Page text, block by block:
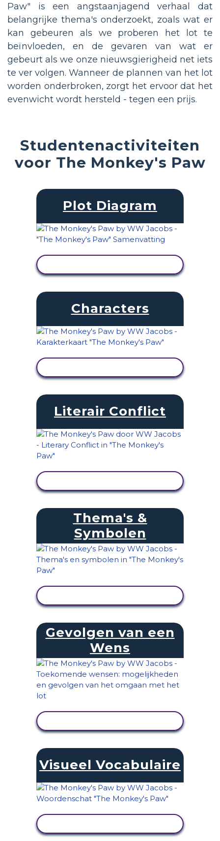
Paw" is een angstaanjagend verhaal dat
belangrijke thema's onderzoekt, zoals wat er
kan gebeuren als we proberen het lot te
beïnvloeden, en de gevaren van wat er
gebeurt als we onze nieuwsgierigheid net iets
te ver volgen. Wanneer de plannen van het lot
worden onderbroken, zorgt het ervoor dat het
evenwicht wordt hersteld - tegen een prijs.
Studentenactiviteiten
voor The Monkey's Paw
Plot Diagram
Characters
Literair Conflict
Thema's &
Symbolen
Gevolgen van een
Wens
Visueel Vocabulaire